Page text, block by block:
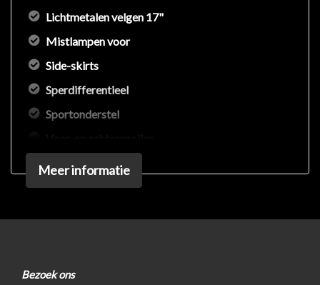
Lichtmetalen velgen 17"
Mistlampen voor
Side-skirts
Sperdifferentieel
Sportonderstel
Interieur
Electronic climate control
Meer informatie
Bezoek ons